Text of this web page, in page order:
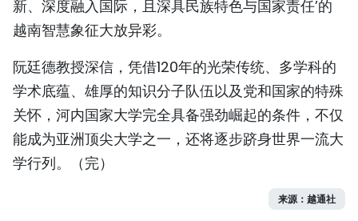
新、深度融入国际，且深具民族特色与国家责任’的
越南智慧象征大放异彩。
阮廷德教授深信，凭借120年的光荣传统、多学科的
学术底蕴、雄厚的知识分子队伍以及党和国家的特殊
关怀，河内国家大学完全具备强劲崛起的条件，不仅
能成为亚洲顶尖大学之一，还将逐步跻身世界一流大
学行列。（完）
来源：越通社